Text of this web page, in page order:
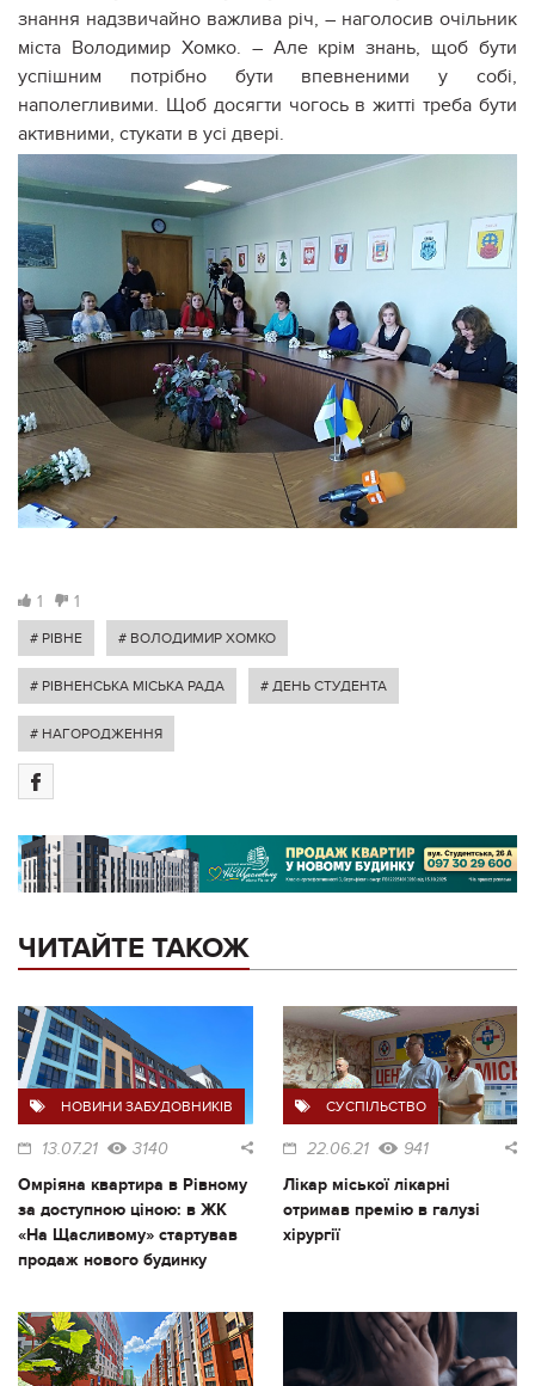
знання надзвичайно важлива річ, – наголосив очільник
міста Володимир Хомко. – Але крім знань, щоб бути
успішним потрібно бути впевненими у собі,
наполегливими. Щоб досягти чогось в житті треба бути
активними, стукати в усі двері.
1 1
# РІВНЕ # ВОЛОДИМИР ХОМКО
# РІВНЕНСЬКА МІСЬКА РАДА # ДЕНЬ СТУДЕНТА
# НАГОРОДЖЕННЯ
ЧИТАЙТЕ ТАКОЖ
НОВИНИ ЗАБУДОВНИКІВ
13.07.21 3140
Омріяна квартира в Рівному
за доступною ціною: в ЖК
«На Щасливому» стартував
продаж нового будинку
СУСПІЛЬСТВО
22.06.21 941
Лікар міської лікарні
отримав премію в галузі
хірургії